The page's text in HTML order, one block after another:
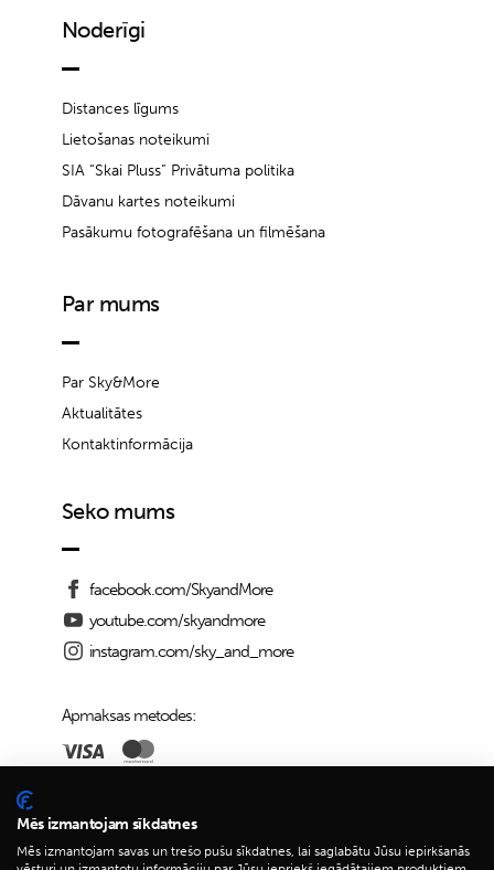
Noderīgi
Distances līgums
Lietošanas noteikumi
SIA “Skai Pluss” Privātuma politika
Dāvanu kartes noteikumi
Pasākumu fotografēšana un filmēšana
Par mums
Par Sky&More
Aktualitātes
Kontaktinformācija
Seko mums
facebook.com/SkyandMore
youtube.com/skyandmore
instagram.com/sky_and_more
Apmaksas metodes:
Piegādes iespējas:
Mēs izmantojam sīkdatnes
Mēs izmantojam savas un trešo pušu sīkdatnes, lai saglabātu Jūsu iepirkšanās